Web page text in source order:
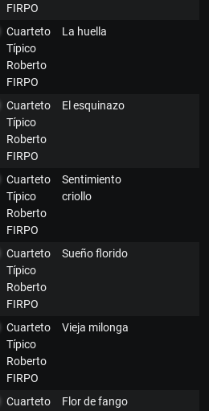
FIRPO
Cuarteto
Típico
Roberto
FIRPO
La huella
Cuarteto
Típico
Roberto
FIRPO
El esquinazo
Cuarteto
Típico
Roberto
FIRPO
Sentimiento
criollo
Cuarteto
Típico
Roberto
FIRPO
Sueño florido
Cuarteto
Típico
Roberto
FIRPO
Vieja milonga
Cuarteto Flor de fango